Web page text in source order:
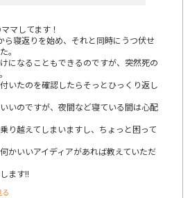
マしてます！
ら寝返りを始め、それと同時にうつ伏せ
。
になることもできるのですが、突然死の
いたのを確認したらそっとひっくり返し
いのですが、夜間など寝ている間は心配
り越えてしまいますし、ちょっと困って
かいいアイディアがあれば教えていただ
ます!!
る